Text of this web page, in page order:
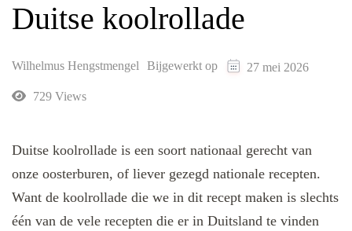
Duitse koolrollade
Wilhelmus Hengstmengel Bijgewerkt op 27 mei 2026
729 Views
Duitse koolrollade is een soort nationaal gerecht van
onze oosterburen, of liever gezegd nationale recepten.
Want de koolrollade die we in dit recept maken is slechts
één van de vele recepten die er in Duitsland te vinden